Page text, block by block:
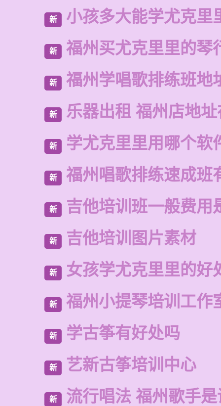
新 小孩多大能学尤克里
新 福州买尤克里里的琴
新 福州学唱歌排练班地
新 乐器出租 福州店地
新 学尤克里里用哪个软
新 福州唱歌排练速成班
新 吉他培训班一般费用
新 吉他培训图片素材
新 女孩学尤克里里的好
新 福州小提琴培训工作
新 学古筝有好处吗
新 艺新古筝培训中心
新 流行唱法 福州歌手